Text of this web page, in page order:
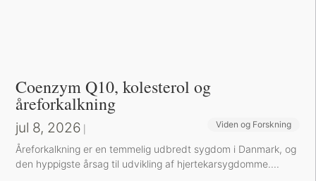
Coenzym Q10, kolesterol og
åreforkalkning
jul 8, 2026 Viden og Forskning
Å​reforkalkning er en temmelig udbredt sygdom i Danmark, og
den hyppigste årsag til udvikling af hjertekarsygdomme....